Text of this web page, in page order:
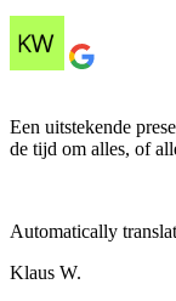
Een uitstekende
de tijd om alles, of
Automatically
Klaus W.